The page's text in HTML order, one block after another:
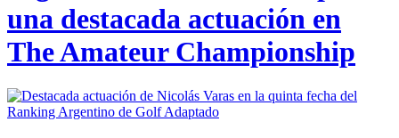
una destacada actuación en
The Amateur Championship